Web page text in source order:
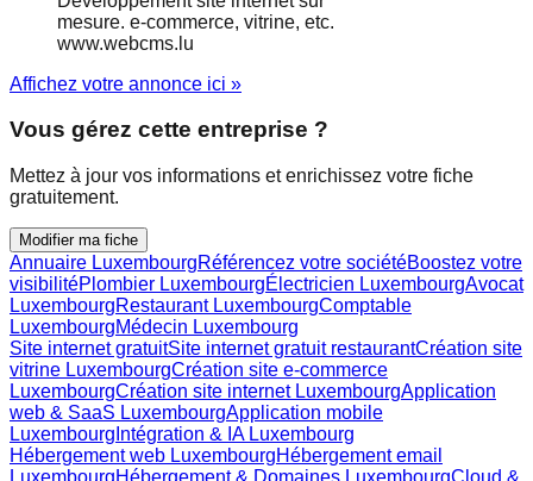
mesure. e-commerce, vitrine, etc.
www.webcms.lu
Affichez votre annonce ici »
Vous gérez cette entreprise ?
Mettez à jour vos informations et enrichissez votre fiche
gratuitement.
Modifier ma fiche
Annuaire LuxembourgRéférencez votre sociétéBoostez votre
visibilitéPlombier LuxembourgÉlectricien LuxembourgAvocat
LuxembourgRestaurant LuxembourgComptable
LuxembourgMédecin Luxembourg
Site internet gratuitSite internet gratuit restaurantCréation site
vitrine LuxembourgCréation site e-commerce
LuxembourgCréation site internet LuxembourgApplication
web & SaaS LuxembourgApplication mobile
Luxembourg Intégration & IA Luxembourg
Hébergement web LuxembourgHébergement email
LuxembourgHébergement & Domaines LuxembourgCloud &